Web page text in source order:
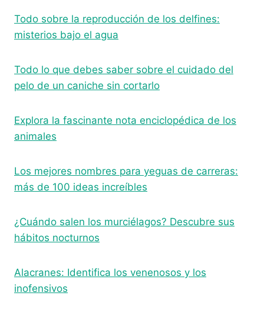
Todo sobre la reproducción de los delfines:
misterios bajo el agua
Todo lo que debes saber sobre el cuidado del
pelo de un caniche sin cortarlo
Explora la fascinante nota enciclopédica de los
animales
Los mejores nombres para yeguas de carreras:
más de 100 ideas increíbles
¿Cuándo salen los murciélagos? Descubre sus
hábitos nocturnos
Alacranes: Identifica los venenosos y los
inofensivos